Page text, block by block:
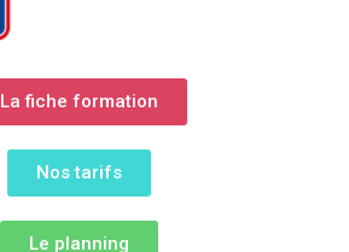
La fiche formation
Nos tarifs
Le planning